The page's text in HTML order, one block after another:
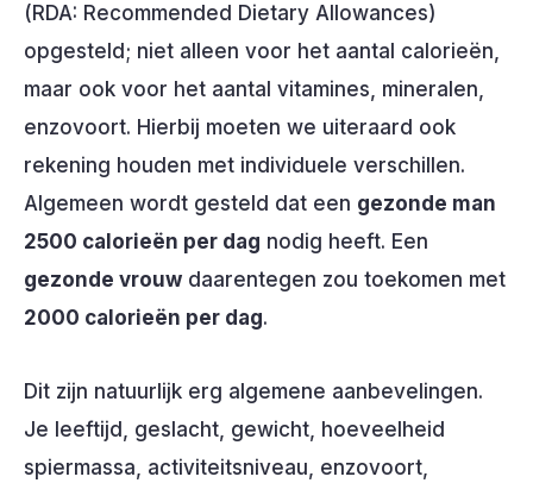
(RDA: Recommended Dietary Allowances)
opgesteld; niet alleen voor het aantal calorieën,
maar ook voor het aantal vitamines, mineralen,
enzovoort. Hierbij moeten we uiteraard ook
rekening houden met individuele verschillen.
Algemeen wordt gesteld dat een gezonde man
2500 calorieën per dag nodig heeft. Een
gezonde vrouw daarentegen zou toekomen met
2000 calorieën per dag.
Dit zijn natuurlijk erg algemene aanbevelingen.
Je leeftijd, geslacht, gewicht, hoeveelheid
spiermassa, activiteitsniveau, enzovoort,